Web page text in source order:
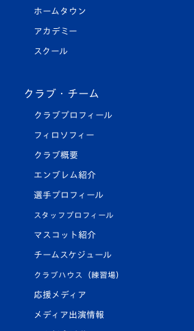
ホームタウン
アカデミー
スクール
クラブ・チーム
クラブプロフィール
フィロソフィー
クラブ概要
エンブレム紹介
選手プロフィール
スタッフプロフィール
マスコット紹介
チームスケジュール
クラブハウス（練習場）
応援メディア
メディア出演情報